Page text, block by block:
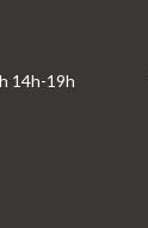
14h-19h